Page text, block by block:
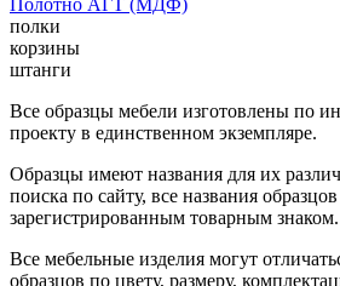
полки
корзины
штанги
Все образцы мебели изготовлены по
проекту в единственном экземпляре.
Образцы имеют названия для их
поиска по сайту, все названия
зарегистрированным товарным знаком.
Все мебельные изделия могут
образцов по цвету, размеру,